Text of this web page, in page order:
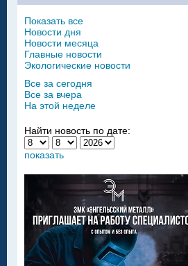
Показать все
Новости дня
Новости месяца
Главные новости
Экологические новости
Все за сегодня
Все за вчера
На этой неделе
Найти новость по дате:
показать